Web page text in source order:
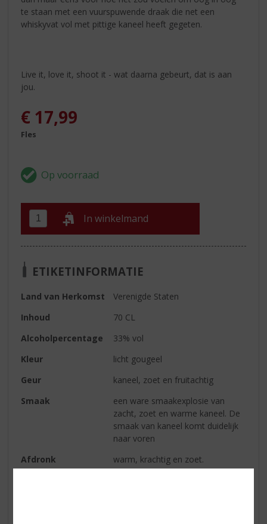
te staan met een vuurspuwende draak die net een
whiskyvat vol met pittige kaneel heeft gegeten.
Live it, love it, shoot it - wat daarna gebeurt, dat is aan
jou.
€ 17,99
Fles
In winkelmand
ETIKETINFORMATIE
Land van Herkomst
Verenigde Staten
Inhoud
70 CL
Alcoholpercentage
33% vol
Kleur
licht gougeel
Geur
kaneel, zoet en fruitachtig
Smaak
een ware smaakexplosie van
zacht, zoet en warme kaneel. De
smaak van kaneel komt duidelijk
naar voren
Afdronk
warm, krachtig en zoet.